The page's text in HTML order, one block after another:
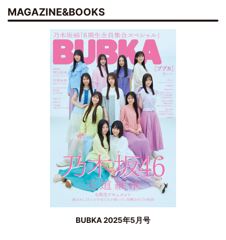
MAGAZINE&BOOKS
BUBKA 2025年5月号